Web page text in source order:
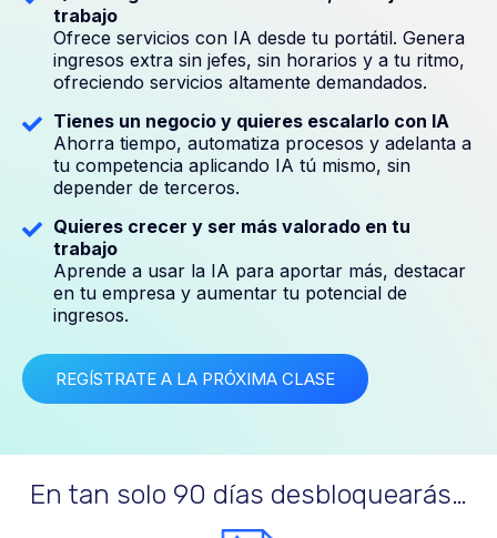
trabajo
Ofrece servicios con IA desde tu portátil. Genera
ingresos extra sin jefes, sin horarios y a tu ritmo,
ofreciendo servicios altamente demandados.
Tienes un negocio y quieres escalarlo con IA
Ahorra tiempo, automatiza procesos y adelanta a
tu competencia aplicando IA tú mismo, sin
depender de terceros.
Quieres crecer y ser más valorado en tu
trabajo
Aprende a usar la IA para aportar más, destacar
en tu empresa y aumentar tu potencial de
ingresos.
REGÍSTRATE A LA PRÓXIMA CLASE
En tan solo 90 días desbloquearás…